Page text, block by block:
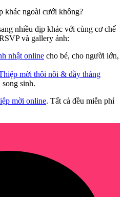
khác ngoài cưới không?
nhiều dịp khác với cùng cơ chế
và gallery ảnh:
nhật online cho bé, cho người lớn,
mời thôi nôi & đầy tháng
song sinh.
mời online. Tất cả đều miễn phí